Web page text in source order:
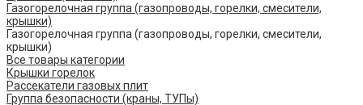
Газогорелочная группа (газопроводы, горелки, смесители,
крышки)
Газогорелочная группа (газопроводы, горелки, смесители,
крышки)
Все товары категории
Крышки горелок
Рассекатели газовых плит
Группа безопасности (краны, ТУПы)